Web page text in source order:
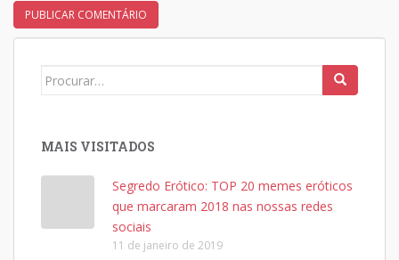
Search
MAIS VISITADOS
Segredo Erótico: TOP 20 memes eróticos
que marcaram 2018 nas nossas redes
sociais
11 de janeiro de 2019